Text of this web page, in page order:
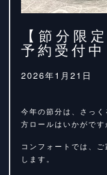
【節分限
予約受付
2026年1月21日
今年の節分は、さっ
方ロールはいかがです
コンフォートでは、
します。